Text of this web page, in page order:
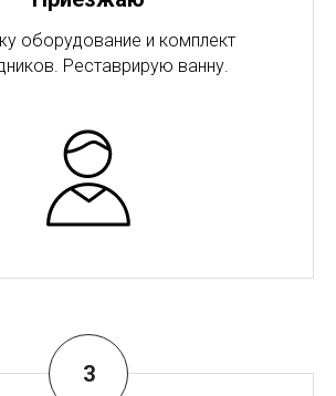
оборудование и комплект
Реставрирую ванну.